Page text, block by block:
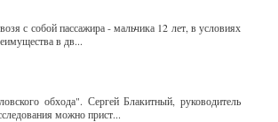
с собой пассажира - мальчика 12 лет, в условиях
в дв...
обхода". Сергей Блакитный, руководитель
можно прист...